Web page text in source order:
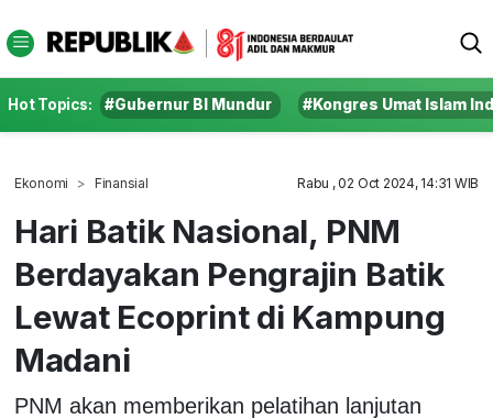
Hot Topics: #Gubernur BI Mundur #Kongres Umat Islam
Ekonomi Finansial Rabu , 02 Oct 2024, 14:31 WIB
Hari Batik Nasional, PNM
Berdayakan Pengrajin Batik
Lewat Ecoprint di Kampung
Madani
PNM akan memberikan pelatihan lanjutan